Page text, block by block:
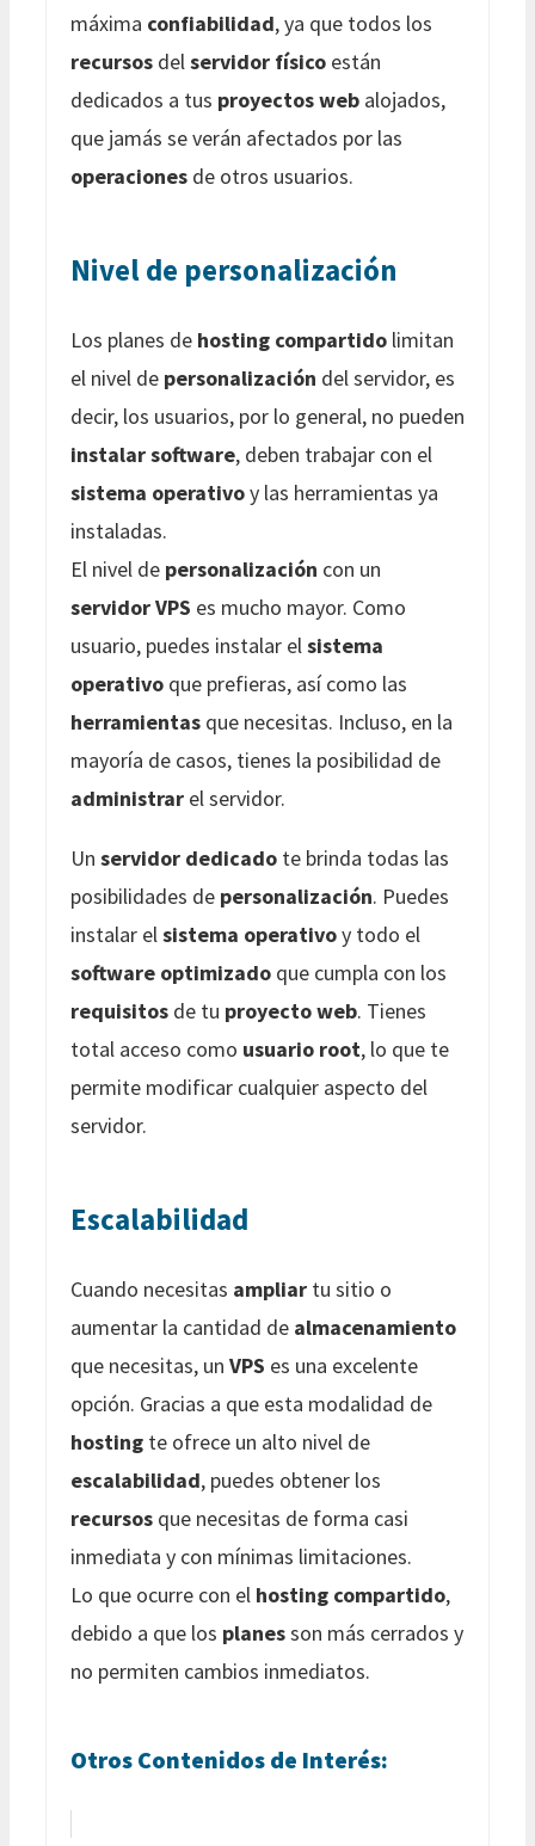
máxima confiabilidad, ya que todos los
recursos delservidor físico están
dedicados a tus proyectos web alojados,
que jamás se verán afectados por las
operaciones de otros usuarios.
Nivel de personalización
Los planes de hosting compartido limitan
el nivel de personalización del servidor, es
decir, los usuarios, por lo general, no pueden
instalar software, deben trabajar con el
sistema operativoy las herramientas ya
instaladas.
El nivel de personalización con un
servidor VPS es mucho mayor. Como
usuario, puedes instalar elsistema
operativo que prefieras, así como las
herramientas que necesitas. Incluso, en la
mayoría de casos, tienes la posibilidad de
administrar el servidor.
Un servidor dedicado te brinda todas las
posibilidades de personalización. Puedes
instalar elsistema operativoy todo el
software optimizado que cumpla con los
requisitos de tu proyecto web. Tienes
total acceso como usuario root, lo que te
permite modificar cualquier aspecto del
servidor.
Escalabilidad
Cuando necesitas ampliar tu sitio o
aumentar la cantidad de almacenamiento
que necesitas, un VPS es una excelente
opción. Gracias a que esta modalidad de
hosting te ofrece un alto nivel de
escalabilidad, puedes obtener los
recursos que necesitas de forma casi
inmediata y con mínimas limitaciones.
Lo que ocurre con el hosting compartido,
debido a que los planesson más cerrados y
no permiten cambios inmediatos.
Otros Contenidos de Interés: